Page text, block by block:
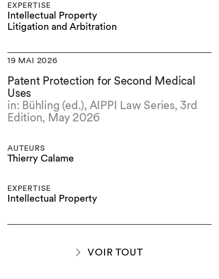
EXPERTISE
Intellectual Property
Litigation and Arbitration
19 MAI 2026
Patent Protection for Second Medical
Uses
in: Bühling (ed.), AIPPI Law Series, 3rd
Edition, May 2026
AUTEURS
Thierry Calame
EXPERTISE
Intellectual Property
VOIR TOUT